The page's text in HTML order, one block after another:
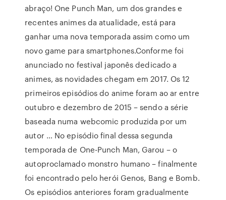
abraço! One Punch Man, um dos grandes e
recentes animes da atualidade, está para
ganhar uma nova temporada assim como um
novo game para smartphones.Conforme foi
anunciado no festival japonês dedicado a
animes, as novidades chegam em 2017. Os 12
primeiros episódios do anime foram ao ar entre
outubro e dezembro de 2015 – sendo a série
baseada numa webcomic produzida por um
autor … No episódio final dessa segunda
temporada de One-Punch Man, Garou – o
autoproclamado monstro humano – finalmente
foi encontrado pelo herói Genos, Bang e Bomb.
Os episódios anteriores foram gradualmente